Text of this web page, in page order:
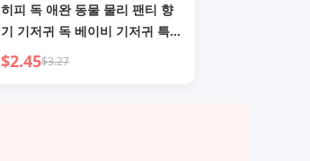
히피 독 애완 동물 물리 팬티 향
기 기저귀 독 베이비 기저귀 특수
안전 팬티 중성 위생 냅킨 통기성
$2.45$3.27